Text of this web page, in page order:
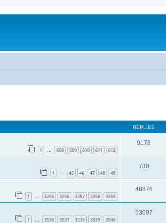
REPLIES
1 … 608 609 610 611 612
9178
1 45 46 47 48 49
730
1 … 3255 3256 3257 3258 3259
48876
1 … 3536 3537 3538 3539 3540
53097